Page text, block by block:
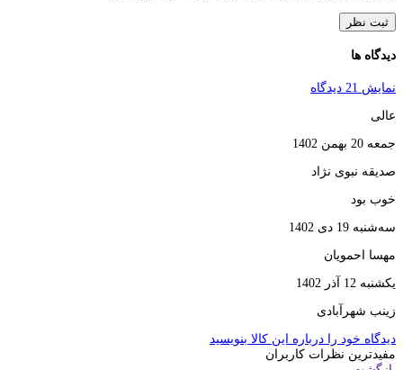
ثبت نظر
دیدگاه ها
نمایش 21 دیدگاه
عالی
جمعه 20 بهمن 1402
صدیقه نبوی نژاد
خوب بود
سه‌شنبه 19 دی 1402
مهسا احمویان
یکشنبه 12 آذر 1402
زینب شهرآبادی
دیدگاه خود را درباره این کالا بنویسید
مفیدترین نظرات کاربران